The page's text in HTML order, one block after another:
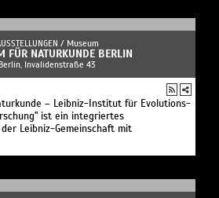
/ Museum
FÜR NATURKUNDE BERLIN
Berlin, Invalidenstraße 43
– Leibniz-Institut für Evolutions-
ist ein integriertes
Leibniz-Gemeinschaft mit